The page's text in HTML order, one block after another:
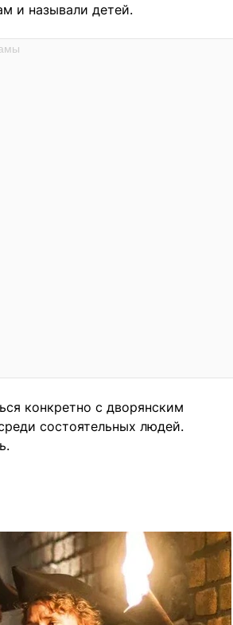
и называли детей.
конкретно с дворянским
состоятельных людей.